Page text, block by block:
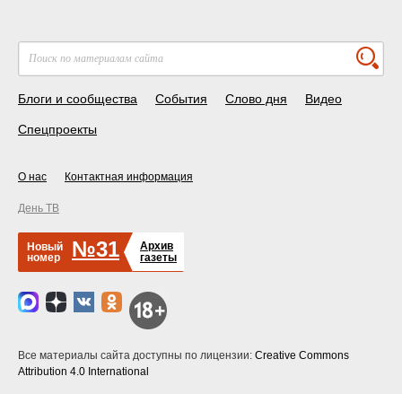
Блоги и сообщества События Слово дня Видео
Спецпроекты
О нас Контактная информация
День ТВ
Новый
номер
№31
Архив
газеты
Все материалы сайта доступны по лицензии: Creative Commons
Attribution 4.0 International